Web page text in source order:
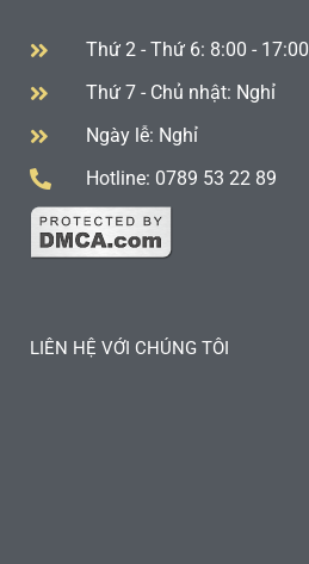
Thứ 2 - Thứ 6: 8:00 - 17:00
Thứ 7 - Chủ nhật: Nghỉ
Ngày lễ: Nghỉ
Hotline: 0789 53 22 89
LIÊN HỆ VỚI CHÚNG TÔI